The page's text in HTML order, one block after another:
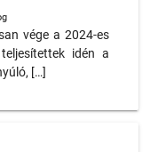
vége a 2024-es
idén a
[…]